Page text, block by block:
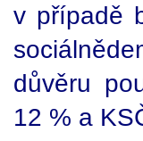
v případě
důvěru
12 % a